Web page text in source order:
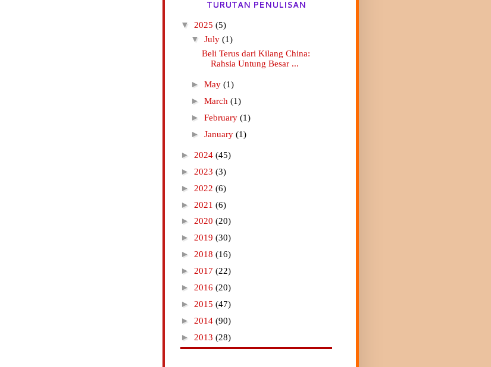
TURUTAN PENULISAN
▼ 2025 (5)
▼July(1)
Beli Terus dari Kilang China:
Rahsia Untung Besar ...
►May(1)
►March(1)
►February(1)
►January(1)
► 2024 (45)
► 2023 (3)
► 2022 (6)
► 2021 (6)
► 2020 (20)
► 2019 (30)
► 2018 (16)
► 2017 (22)
► 2016 (20)
► 2015 (47)
► 2014 (90)
► 2013 (28)